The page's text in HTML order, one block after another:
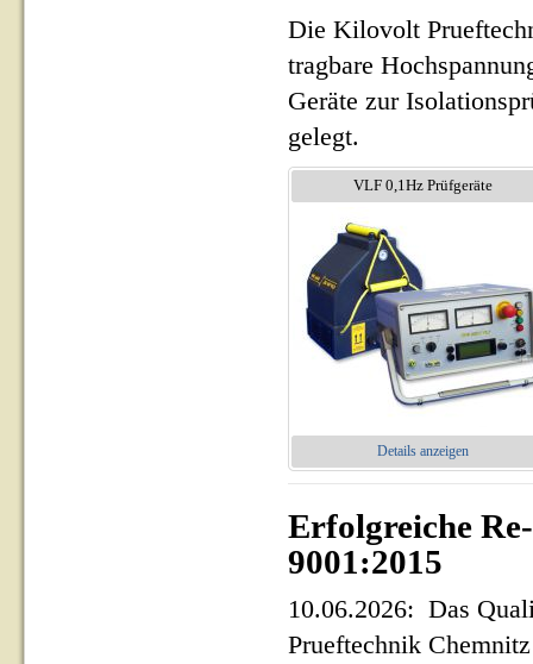
Die Kilovolt
tragbare
Geräte zur
gelegt.
VLF 0,1Hz Prüfgeräte
Details anzeigen
Erfolgreiche
9001:2015
10.06.2026: Das
Prueftechnik